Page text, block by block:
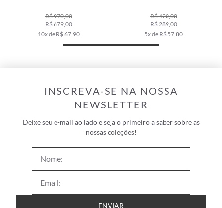
R$ 970,00
R$ 679,00
10x de R$ 67,90
R$ 420,00
R$ 289,00
5x de R$ 57,80
INSCREVA-SE NA NOSSA
NEWSLETTER
Deixe seu e-mail ao lado e seja o primeiro a saber sobre as
nossas coleções!
ENVIAR